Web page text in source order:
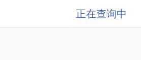
正在查询中